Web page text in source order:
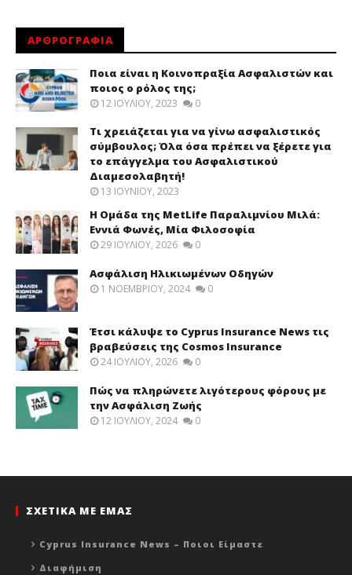
ΑΡΘΡΟΓΡΑΦΙΑ
Ποια είναι η Κοινοπραξία Ασφαλιστών και
ποιος ο ρόλος της;
12 ΙΟΥΛΊΟΥ, 2023 0
Τι χρειάζεται για να γίνω ασφαλιστικός
σύμβουλος; Όλα όσα πρέπει να ξέρετε για
το επάγγελμα του Ασφαλιστικού
Διαμεσολαβητή!
13 ΙΟΥΝΊΟΥ, 2023
Η Ομάδα της MetLife Παραλιμνίου Μιλά:
Εννιά Φωνές, Μία Φιλοσοφία
29 ΙΟΥΛΊΟΥ, 2026 0
Ασφάλιση Ηλικιωμένων Οδηγών
1 ΝΟΕΜΒΡΊΟΥ, 2024 0
Έτσι κάλυψε το Cyprus Insurance News τις
βραβεύσεις της Cosmos Insurance
24 ΙΟΥΛΊΟΥ, 2026 0
Πώς να πληρώνετε λιγότερους φόρους με
την Ασφάλιση Ζωής
12 ΙΟΥΛΊΟΥ, 2024 0
ΣΧΕΤΙΚΑ ΜΕ ΕΜΑΣ
Cyprus Insurance News – Ποιοι Είμαστε
Διαφήμιση